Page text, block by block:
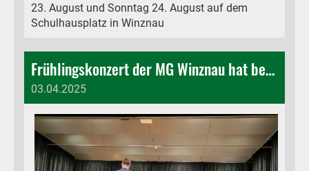
23. August und Sonntag 24. August auf dem
Schulhausplatz in Winznau
Frühlingskonzert der MG Winznau hat begeistert
03.04.2025